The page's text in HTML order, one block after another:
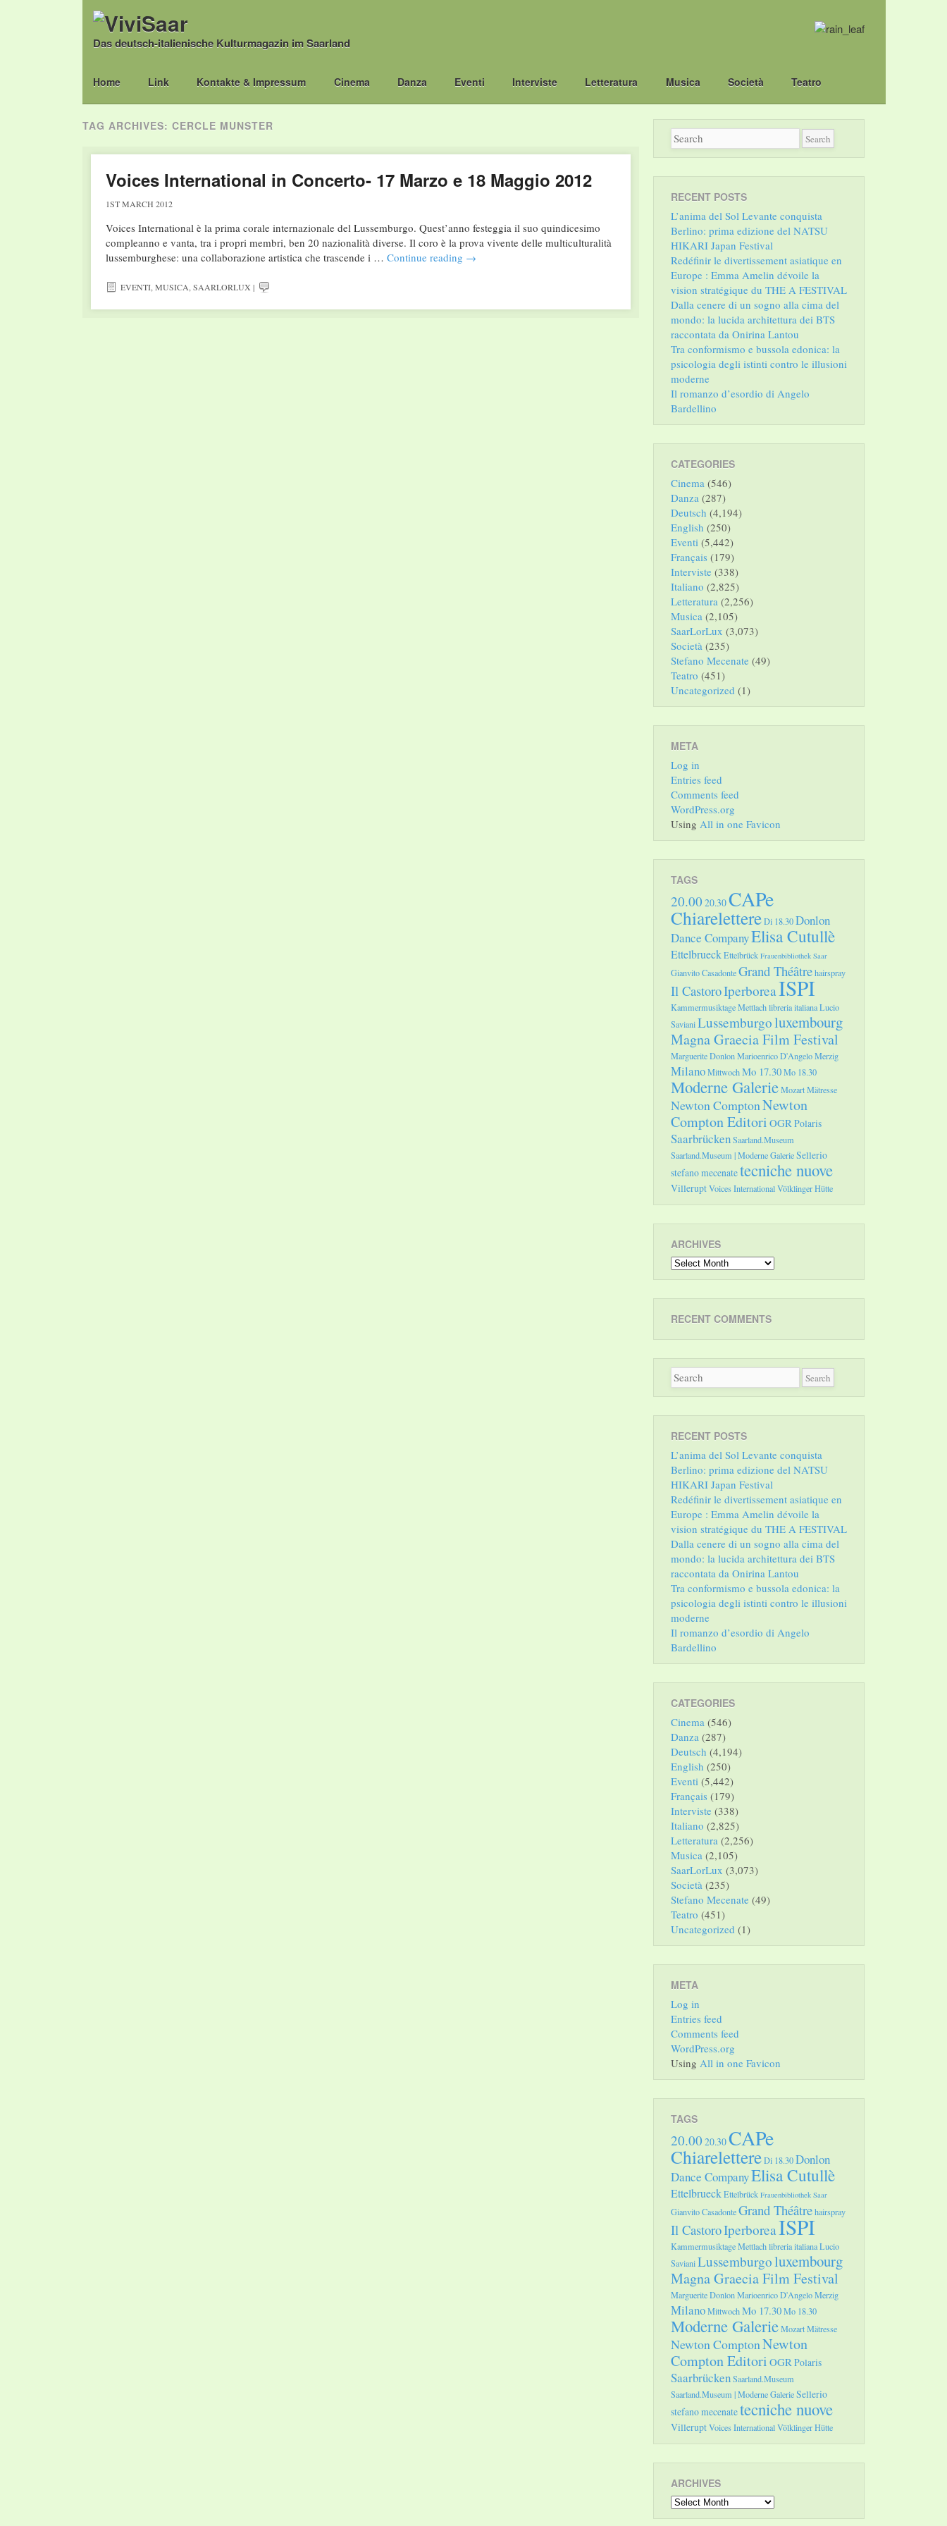
Das deutsch-italienische Kulturmagazin im Saarland
Main menu
Skip
Home Link Kontakte & Impressum Cinema Danza Eventi Interviste Letteratura Musica Società Teatro
TAG ARCHIVES: CERCLE MUNSTER
Voices International in Concerto- 17 Marzo e 18 Maggio 2012
1ST MARCH 2012
Voices International è la prima corale internazionale del Lussemburgo. Quest’anno festeggia il suo quindicesimo
compleanno e vanta, tra i propri membri, ben 20 nazionalità diverse. Il coro è la prova vivente delle multiculturalità
lussemburghese: una collaborazione artistica che trascende i … Continue reading →
EVENTI,MUSICA,SAARLORLUX |
RECENT POSTS
L’anima del Sol Levante conquista
Berlino: prima edizione del NATSU
HIKARI Japan Festival
Redéfinir le divertissement asiatique en
Europe : Emma Amelin dévoile la
vision stratégique du THE A FESTIVAL
Dalla cenere di un sogno alla cima del
mondo: la lucida architettura dei BTS
raccontata da Onirina Lantou
Tra conformismo e bussola edonica: la
psicologia degli istinti contro le illusioni
moderne
Il romanzo d’esordio di Angelo
Bardellino
CATEGORIES
Cinema (546)
Danza (287)
Deutsch (4,194)
English (250)
Eventi (5,442)
Français (179)
Interviste (338)
Italiano (2,825)
Letteratura (2,256)
Musica (2,105)
SaarLorLux (3,073)
Società (235)
Stefano Mecenate (49)
Teatro (451)
Uncategorized (1)
META
Log in
Entries feed
Comments feed
WordPress.org
Using All in one Favicon
TAGS
20.00 20.30CAPe
ChiarelettereDi 18.30Donlon
Dance CompanyElisa Cutullè
EttelbrueckEttelbrück Frauenbibliothek Saar
Gianvito CasadonteGrand Théâtrehairspray
Il CastoroIperboreaISPI
Kammermusiktage Mettlachlibreria italianaLucio
SavianiLussemburgoluxembourg
Magna Graecia Film Festival
Marguerite DonlonMarioenrico D'AngeloMerzig
MilanoMittwochMo 17.30Mo 18.30
Moderne GalerieMozartMätresse
Newton ComptonNewton
Compton Editori OGRPolaris
SaarbrückenSaarland.Museum
Saarland.Museum | Moderne GalerieSellerio
stefano mecenatetecniche nuove
VilleruptVoices InternationalVölklinger Hütte
ARCHIVES
Archives
RECENT COMMENTS
RECENT POSTS
L’anima del Sol Levante conquista
Berlino: prima edizione del NATSU
HIKARI Japan Festival
Redéfinir le divertissement asiatique en
Europe : Emma Amelin dévoile la
vision stratégique du THE A FESTIVAL
Dalla cenere di un sogno alla cima del
mondo: la lucida architettura dei BTS
raccontata da Onirina Lantou
Tra conformismo e bussola edonica: la
psicologia degli istinti contro le illusioni
moderne
Il romanzo d’esordio di Angelo
Bardellino
CATEGORIES
Cinema (546)
Danza (287)
Deutsch (4,194)
English (250)
Eventi (5,442)
Français (179)
Interviste (338)
Italiano (2,825)
Letteratura (2,256)
Musica (2,105)
SaarLorLux (3,073)
Società (235)
Stefano Mecenate (49)
Teatro (451)
Uncategorized (1)
META
Log in
Entries feed
Comments feed
WordPress.org
Using All in one Favicon
TAGS
20.00 20.30CAPe
ChiarelettereDi 18.30Donlon
Dance CompanyElisa Cutullè
EttelbrueckEttelbrück Frauenbibliothek Saar
Gianvito CasadonteGrand Théâtrehairspray
Il CastoroIperboreaISPI
Kammermusiktage Mettlachlibreria italianaLucio
SavianiLussemburgoluxembourg
Magna Graecia Film Festival
Marguerite DonlonMarioenrico D'AngeloMerzig
MilanoMittwochMo 17.30Mo 18.30
Moderne GalerieMozartMätresse
Newton ComptonNewton
Compton Editori OGRPolaris
SaarbrückenSaarland.Museum
Saarland.Museum | Moderne GalerieSellerio
stefano mecenatetecniche nuove
VilleruptVoices InternationalVölklinger Hütte
ARCHIVES
Archives